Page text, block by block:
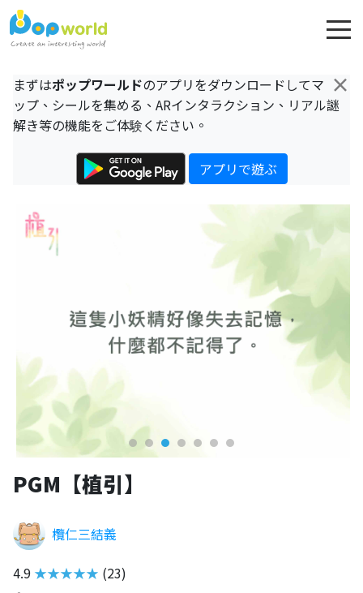
×
まずはポップワールドのアプリをダウンロードしてマ
ップ、シールを集める、ARインタラクション、リアル謎
解き等の機能をご体験ください。
アプリで遊ぶ
PGM【植引】
欖仁三結義
4.9 ★★★★★ (23)